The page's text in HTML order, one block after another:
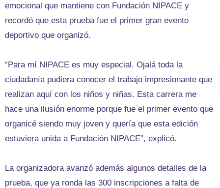
emocional que mantiene con Fundación NIPACE y
recordó que esta prueba fue el primer gran evento
deportivo que organizó.
“Para mí NIPACE es muy especial. Ojalá toda la
ciudadanía pudiera conocer el trabajo impresionante que
realizan aquí con los niños y niñas. Esta carrera me
hace una ilusión enorme porque fue el primer evento que
organicé siendo muy joven y quería que esta edición
estuviera unida a Fundación NIPACE”, explicó.
La organizadora avanzó además algunos detalles de la
prueba, que ya ronda las 300 inscripciones a falta de